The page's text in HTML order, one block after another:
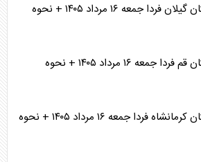
جدول قطعی برق استان گیلان فردا جمعه ۱۶ مرداد ۱۴۰۵ + نحوه
جدول قطعی برق استان قم فردا جمعه ۱۶ مرداد ۱۴۰۵ + نحوه
جدول قطعی برق استان کرمانشاه فردا جمعه ۱۶ مرداد ۱۴۰۵ + نحوه